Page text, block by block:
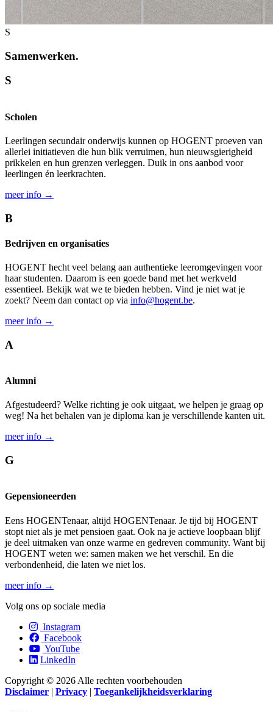
S
Samenwerken.
S
Scholen
Leerlingen secundair onder­wijs kunnen op HOGENT proeven van
allerlei initiatieven die hun blik verruimen, hun nieuwsgierigheid
prikkelen en hun grenzen verleggen. Duik in ons aanbod voor
leerlingen én leerkrachten.
meer info →
B
Bedrijven en organisaties
HOGENT hecht veel belang aan authentieke leeromgevingen voor
haar studenten. Daarom is een goede band met het werkveld
essentieel. Bekijk wat we te bieden hebben. Vind je niet wat je
zoekt? Neem dan contact op via info@hogent.be.
meer info →
A
Alumni
Afgestudeerd? Welke richting je ook uitgaat, we helpen je graag op
weg! Na het behalen van je diploma kan je verschillende kanten uit.
meer info →
G
Gepensioneerden
Eens HOGENTenaar, altijd HOGENTenaar. Je tijd bij HOGENT
stopt niet als je met pensioen gaat. Ook na je actieve loopbaan blijf
je deel uitmaken van onze warme en gedreven community. Want bij
HOGENT weten we: samen maken we het verschil. En die
verbondenheid, die laten we niet los.
meer info →
Volg ons op sociale media
Instagram
Facebook
YouTube
LinkedIn
Copyright © 2026 Alle rechten voorbehouden
Disclaimer | Privacy | Toegankelijkheidsverklaring